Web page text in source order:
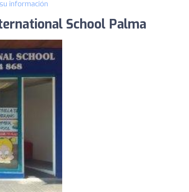
información
School Palma